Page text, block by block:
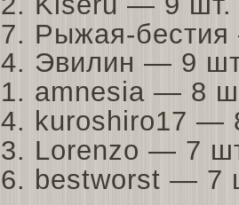
Рыжая-
Эвилин — 9
amnesia — 8
kuroshiro17
Lorenzo — 7
bestworst —